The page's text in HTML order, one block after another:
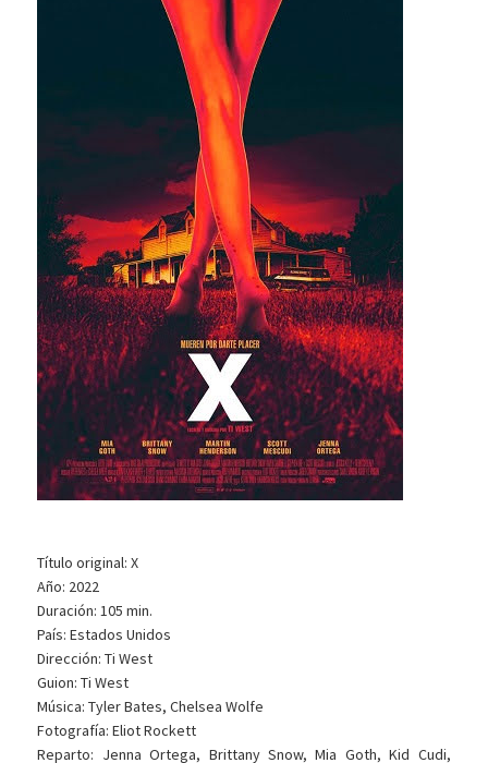
Título original: X
Año: 2022
Duración: 105 min.
País: Estados Unidos
Dirección: Ti West
Guion: Ti West
Música: Tyler Bates, Chelsea Wolfe
Fotografía: Eliot Rockett
Reparto: Jenna Ortega, Brittany Snow, Mia Goth, Kid Cudi,